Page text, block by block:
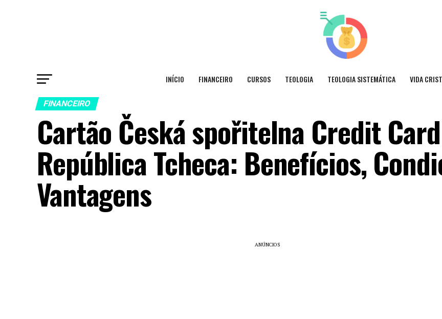
INÍCIO FINANCEIRO CURSOS TEOLOGIA TEOLOGIA SISTEMÁTICA VIDA
FINANCEIRO
Cartão Česká spořitelna Credit
República Tcheca: Benefícios,
Vantagens
ANÚNCIOS